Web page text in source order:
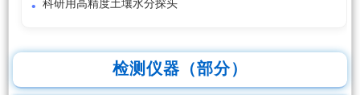
科研用高精度土壤水分探头
检测仪器（部分）